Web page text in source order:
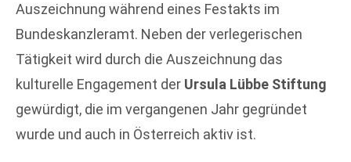
Auszeichnung während eines Festakts im
Bundeskanzleramt. Neben der verlegerischen
Tätigkeit wird durch die Auszeichnung das
kulturelle Engagement der Ursula Lübbe Stiftung
gewürdigt, die im vergangenen Jahr gegründet
wurde und auch in Österreich aktiv ist.